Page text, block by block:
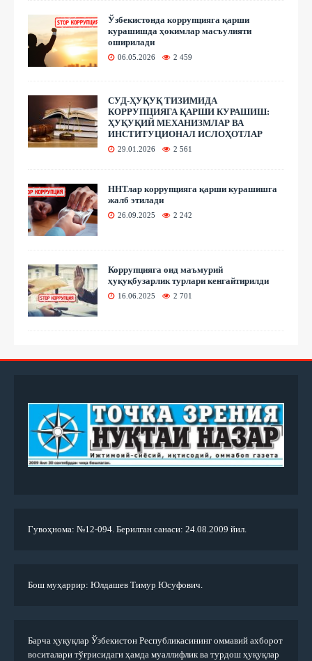
Ўзбекистонда коррупцияга қарши
курашишда ҳокимлар масъулияти
оширилади
06.05.2026 2 459
СУД-ҲУҚУҚ ТИЗИМИДА
КОРРУПЦИЯГА ҚАРШИ КУРАШИШ:
ҲУҚУҚИЙ МЕХАНИЗМЛАР ВА
ИНСТИТУЦИОНАЛ ИСЛОҲОТЛАР
29.01.2026 2 561
ННТлар коррупцияга қарши курашишга
жалб этилади
26.09.2025 2 242
Коррупцияга оид маъмурий
ҳуқуқбузарлик турлари кенгайтирилди
16.06.2025 2 701
Гувоҳнома: №12-094. Берилган санаси: 24.08.2009 йил.
Бош муҳаррир: Юлдашев Тимур Юсуфович.
Барча ҳуқуқлар Ўзбекистон Республикасининг оммавий ахборот
воситалари тўғрисидаги ҳамда муаллифлик ва турдош ҳуқуқлар